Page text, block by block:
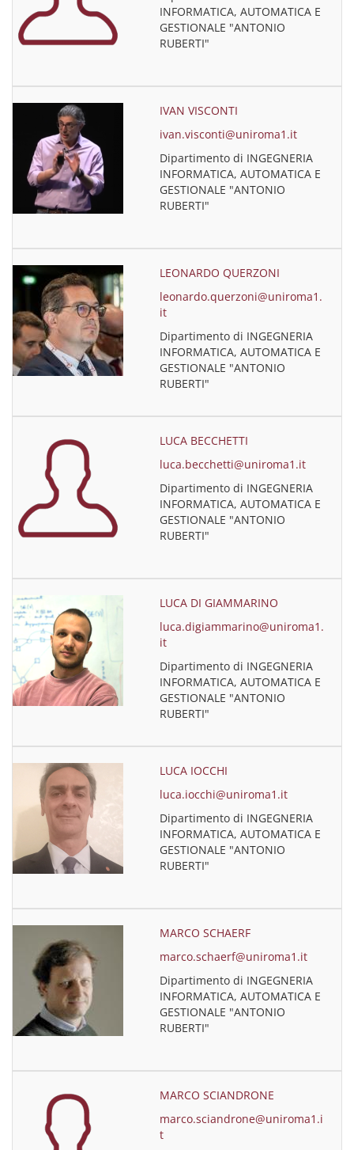
INFORMATICA, AUTOMATICA E
GESTIONALE "ANTONIO
RUBERTI"
IVAN VISCONTI
ivan.visconti@uniroma1.it
Dipartimento di INGEGNERIA
INFORMATICA, AUTOMATICA E
GESTIONALE "ANTONIO
RUBERTI"
LEONARDO QUERZONI
leonardo.querzoni@uniroma1.
it
Dipartimento di INGEGNERIA
INFORMATICA, AUTOMATICA E
GESTIONALE "ANTONIO
RUBERTI"
LUCA BECCHETTI
luca.becchetti@uniroma1.it
Dipartimento di INGEGNERIA
INFORMATICA, AUTOMATICA E
GESTIONALE "ANTONIO
RUBERTI"
LUCA DI GIAMMARINO
luca.digiammarino@uniroma1.
it
Dipartimento di INGEGNERIA
INFORMATICA, AUTOMATICA E
GESTIONALE "ANTONIO
RUBERTI"
LUCA IOCCHI
luca.iocchi@uniroma1.it
Dipartimento di INGEGNERIA
INFORMATICA, AUTOMATICA E
GESTIONALE "ANTONIO
RUBERTI"
MARCO SCHAERF
marco.schaerf@uniroma1.it
Dipartimento di INGEGNERIA
INFORMATICA, AUTOMATICA E
GESTIONALE "ANTONIO
RUBERTI"
MARCO SCIANDRONE
marco.sciandrone@uniroma1.i
t